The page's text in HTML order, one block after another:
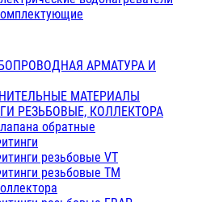
АРМАТУРА И
МАТЕРИАЛЫ
РЕЗЬБОВЫЕ, КОЛЛЕКТОРА
обратные
резьбовые VT
резьбовые ТМ